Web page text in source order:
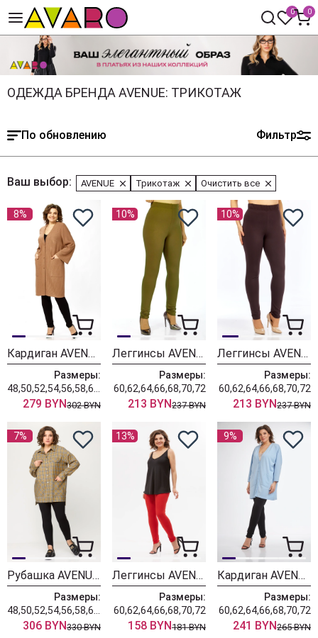
0 0
ОДЕЖДА БРЕНДА AVENUE: ТРИКОТАЖ
По обновлению Фильтр
Ваш выбор: AVENUE Трикотаж Очистить все
8%
Кардиган AVENUE 0340-2
Размеры:
279 BYN302 BYN
10%
Леггинсы AVENUE 0206-2
Размеры:
60,62,64,66,68,70,72
213 BYN237 BYN
10%
Леггинсы AVENUE 0206-1 коричневый
Размеры:
60,62,64,66,68,70,72
213 BYN237 BYN
7%
Рубашка AVENUE 0342
Размеры:
306 BYN330 BYN
13%
Леггинсы AVENUE 0207
Размеры:
60,62,64,66,68,70,72
158 BYN181 BYN
9%
Кардиган AVENUE 0336
Размеры:
60,62,64,66,68,70,72
241 BYN265 BYN